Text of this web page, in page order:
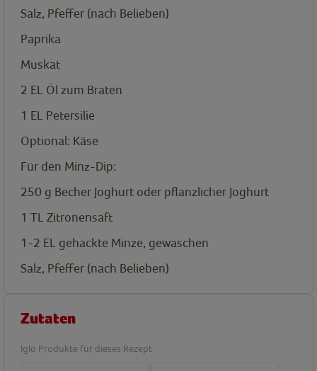
Salz, Pfeffer (nach Belieben)
Paprika
Muskat
2 EL Öl zum Braten
1 EL Petersilie
Optional: Käse
Für den Minz-Dip:
250 g Becher Joghurt oder pflanzlicher Joghurt
1 TL Zitronensaft
1-2 EL gehackte Minze, gewaschen
Salz, Pfeffer (nach Belieben)
Zutaten
Iglo Produkte für dieses Rezept